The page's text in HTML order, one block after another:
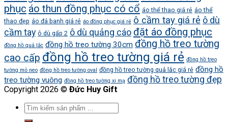
phục áo thun đồng phục có cổ áo thể thao giá rẻ áo thể
thao đẹp áo đá banh giá rẻ áo đồng phục giá rẻ ô cầm tay giá rẻ ô dù
cầm tay ô dù gấp 2 ô dù quảng cáo đặt áo đồng phục
đồng hồ quả lắc đồng hồ treo tường 30cm đồng hồ treo tường
cao cấp đồng hồ treo tường giá rẻ đồng hồ treo
tường mỏ neo đồng hồ treo tường oval đồng hồ treo tường quả lắc giá rẻ đồng hồ
treo tường vuông đồng hồ treo tường xi mạ đồng hồ treo tường đẹp
Copyright 2026 © Đức Huy Gift